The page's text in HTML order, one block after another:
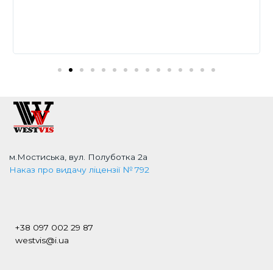
м.Мостиська, вул. Полуботка 2а
Наказ про видачу ліцензії № 792
+38 097 002 29 87
westvis@i.ua